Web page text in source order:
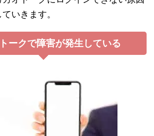
いきます。
ークで障害が発生している